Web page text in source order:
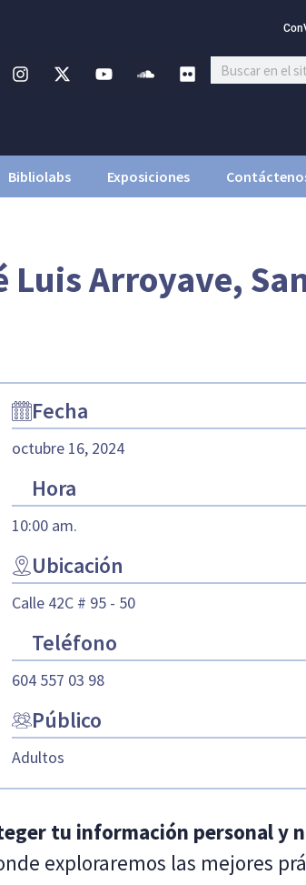
Bibliolabs Exposiciones
Arroyave,
Fecha
octubre 16, 2024
Hora
10:00 am.
Ubicación
Calle 42C # 95 - 50
Teléfono
604 557 03 98
Público
Adultos
tu información personal y
exploraremos las mejores